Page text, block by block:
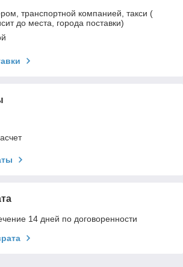
транспортной компанией, такси (
до места, города поставки)
14 дней по договоренности